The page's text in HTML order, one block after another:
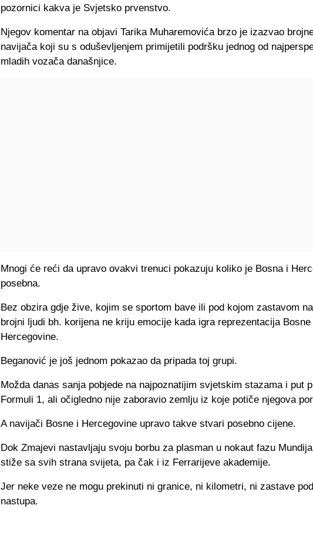
pozornici kakva je Svjetsko prvenstvo.
Njegov komentar na objavi Tarika Muharemovića brzo je izazvao
navijača koji su s oduševljenjem primijetili podršku jednog od
mladih vozača današnjice.
Mnogi će reći da upravo ovakvi trenuci pokazuju koliko je Bosna i
posebna.
Bez obzira gdje žive, kojim se sportom bave ili pod kojom zastavom
brojni ljudi bh. korijena ne kriju emocije kada igra reprezentacija Bosne
Hercegovine.
Beganović je još jednom pokazao da pripada toj grupi.
Možda danas sanja pobjede na najpoznatijim svjetskim stazama i put
Formuli 1, ali očigledno nije zaboravio zemlju iz koje potiče njegova
A navijači Bosne i Hercegovine upravo takve stvari posebno cijene.
Dok Zmajevi nastavljaju svoju borbu za plasman u nokaut fazu
stiže sa svih strana svijeta, pa čak i iz Ferrarijeve akademije.
Jer neke veze ne mogu prekinuti ni granice, ni kilometri, ni zastave
nastupa.